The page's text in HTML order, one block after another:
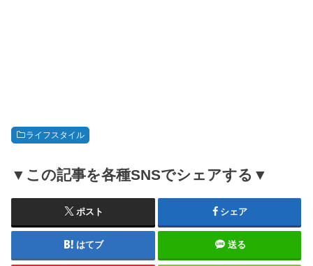
ライフスタイル
▼この記事を各種SNSでシェアする▼
ポスト シェア
はてブ 送る